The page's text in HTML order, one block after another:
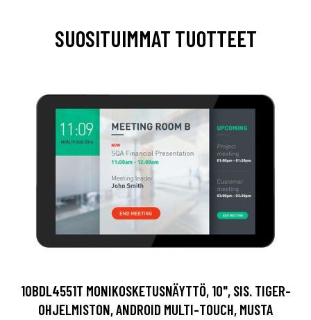
SUOSITUIMMAT TUOTTEET
10BDL4551T MONIKOSKETUSNÄYTTÖ, 10", SIS. TIGER-
OHJELMISTON, ANDROID MULTI-TOUCH, MUSTA